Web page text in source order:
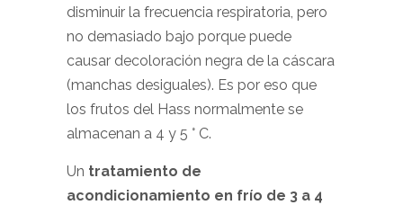
disminuir la frecuencia respiratoria, pero
no demasiado bajo porque puede
causar decoloración negra de la cáscara
(manchas desiguales). Es por eso que
los frutos del Hass normalmente se
almacenan a 4 y 5 ° C.
Un tratamiento de
acondicionamiento en frío de 3 a 4